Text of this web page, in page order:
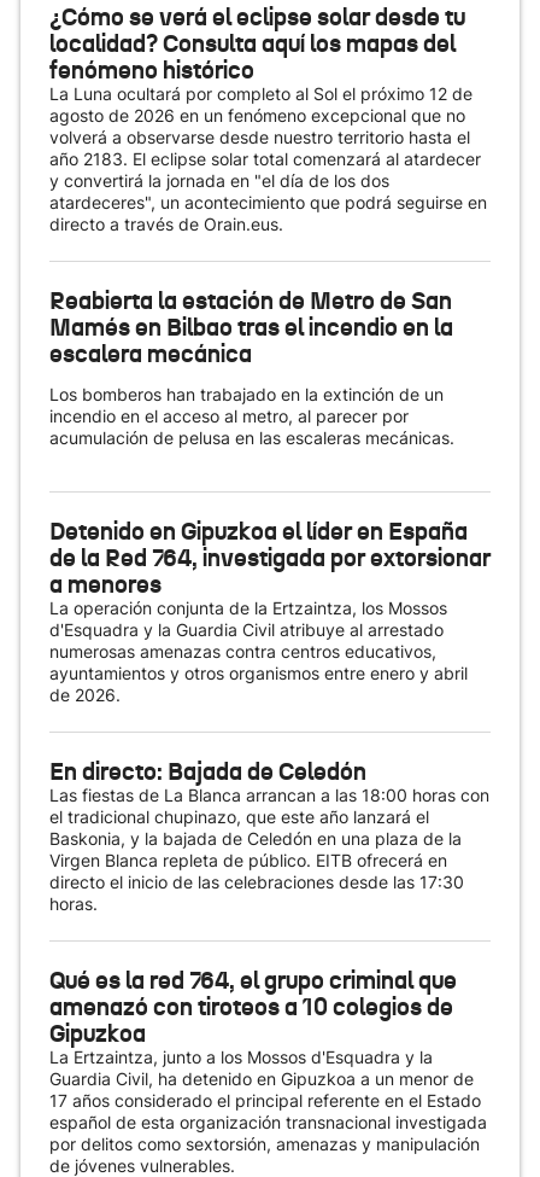
¿Cómo se verá el eclipse solar desde tu
localidad? Consulta aquí los mapas del
fenómeno histórico
La Luna ocultará por completo al Sol el próximo 12 de
agosto de 2026 en un fenómeno excepcional que no
volverá a observarse desde nuestro territorio hasta el
año 2183. El eclipse solar total comenzará al atardecer
y convertirá la jornada en "el día de los dos
atardeceres", un acontecimiento que podrá seguirse en
directo a través de Orain.eus.
Reabierta la estación de Metro de San
Mamés en Bilbao tras el incendio en la
escalera mecánica
Los bomberos han trabajado en la extinción de un
incendio en el acceso al metro, al parecer por
acumulación de pelusa en las escaleras mecánicas.
Detenido en Gipuzkoa el líder en España
de la Red 764, investigada por extorsionar
a menores
La operación conjunta de la Ertzaintza, los Mossos
d'Esquadra y la Guardia Civil atribuye al arrestado
numerosas amenazas contra centros educativos,
ayuntamientos y otros organismos entre enero y abril
de 2026.
En directo: Bajada de Celedón
Las fiestas de La Blanca arrancan a las 18:00 horas con
el tradicional chupinazo, que este año lanzará el
Baskonia, y la bajada de Celedón en una plaza de la
Virgen Blanca repleta de público. EITB ofrecerá en
directo el inicio de las celebraciones desde las 17:30
horas.
Qué es la red 764, el grupo criminal que
amenazó con tiroteos a 10 colegios de
Gipuzkoa
La Ertzaintza, junto a los Mossos d'Esquadra y la
Guardia Civil, ha detenido en Gipuzkoa a un menor de
17 años considerado el principal referente en el Estado
español de esta organización transnacional investigada
por delitos como sextorsión, amenazas y manipulación
de jóvenes vulnerables.